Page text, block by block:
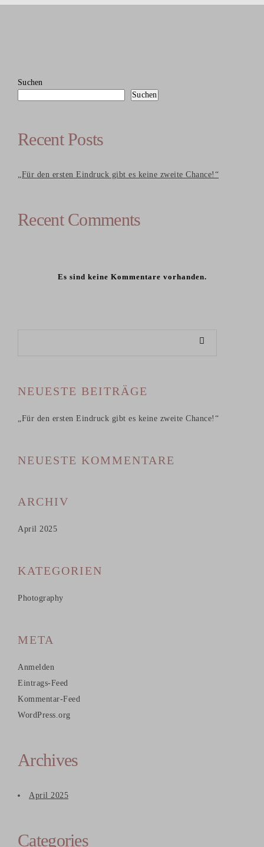
Suchen
Suchen
Recent Posts
„Für den ersten Eindruck gibt es keine zweite Chance!“
Recent Comments
Es sind keine Kommentare vorhanden.
NEUESTE BEITRÄGE
„Für den ersten Eindruck gibt es keine zweite Chance!“
NEUESTE KOMMENTARE
ARCHIV
April 2025
KATEGORIEN
Photography
META
Anmelden
Eintrags-Feed
Kommentar-Feed
WordPress.org
Archives
April 2025
Categories